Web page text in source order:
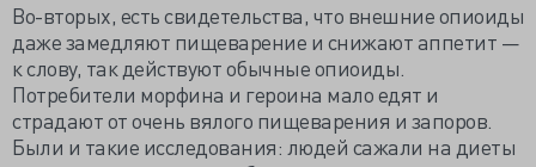
Во-вторых, есть свидетельства, что внешние опиоиды
даже замедляют пищеварение и снижают аппетит —
к слову, так действуют обычные опиоиды.
Потребители морфина и героина мало едят и
страдают от очень вялого пищеварения и запоров.
Были и такие исследования: людей сажали на диеты